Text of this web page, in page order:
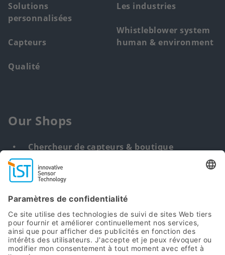
Solutions
personnalisées
Capteurs
Qualité
Les industries
Whistleblower system
human & environment
Our Shops
Chercheur de capteurs & boutique
Solution personnalisée
DNA & RNA Extraction Kits
Find